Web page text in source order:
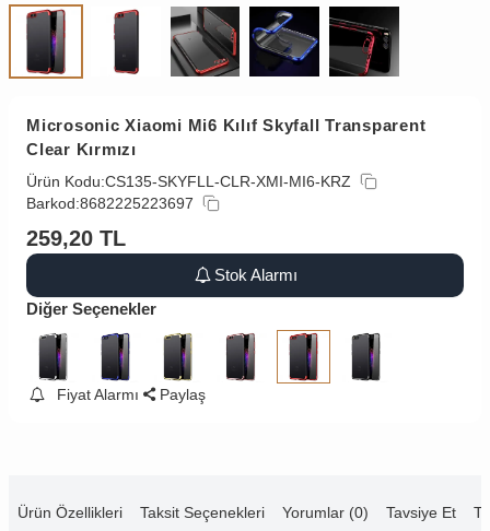
Microsonic Xiaomi Mi6 Kılıf Skyfall Transparent
Clear Kırmızı
Ürün Kodu:CS135-SKYFLL-CLR-XMI-MI6-KRZ
Barkod:8682225223697
259,20 TL
Stok Alarmı
Diğer Seçenekler
Fiyat Alarmı Paylaş
Ürün Özellikleri Taksit Seçenekleri Yorumlar (0) Tavsiye Et